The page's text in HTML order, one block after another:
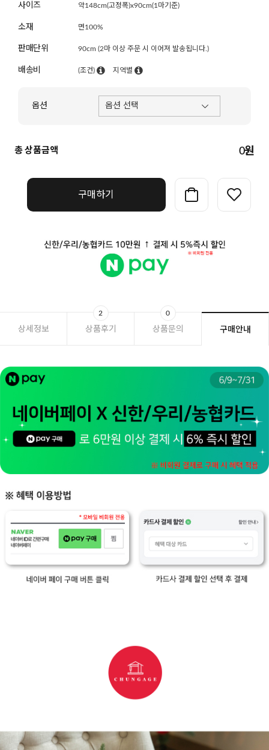
사이즈 약148cm(고정폭)x90cm(1마기준)
소재 면100%
판매단위 90cm (2마 이상 주문 시 이어져 발송됩니다.)
배송비 (조건) 지역별
옵션
총 상품금액 0원
구매하기
상세정보 상품후기
2
상품문의
0
구매안내